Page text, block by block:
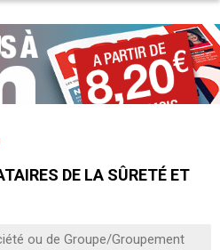
DE LA SÛRETÉ ET